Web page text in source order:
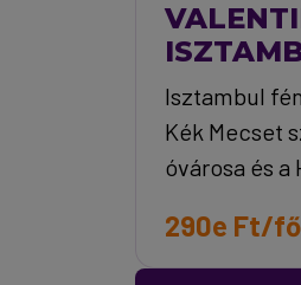
Isztambul
Kék Mecset
óvárosa és a
290e Ft/